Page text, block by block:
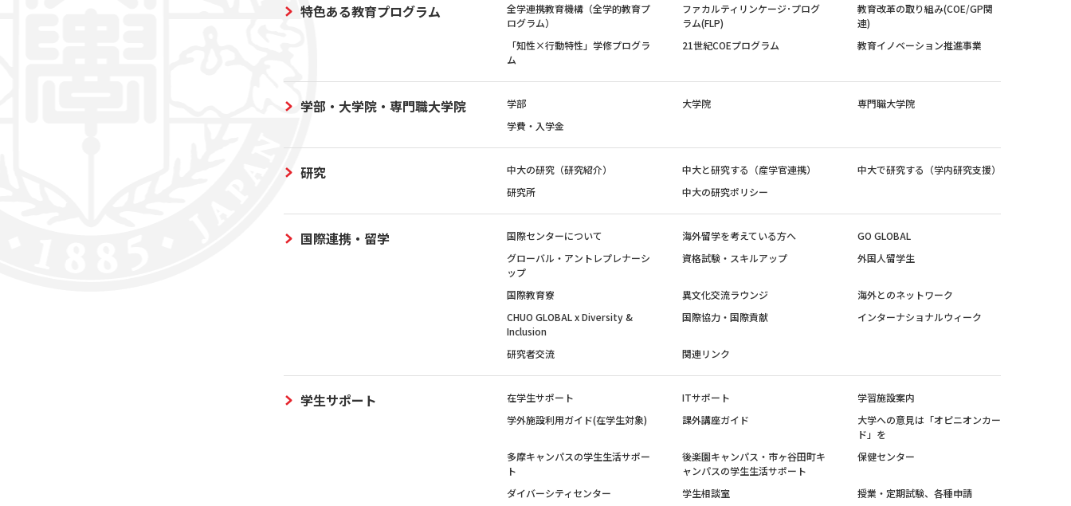
特色ある教育プログラム
全学連携教育機構（全学的教育プ
ログラム）
ファカルティリンケージ･プログ
ラム(FLP)
教育改革の取り組み(COE/GP関
連)
「知性×行動特性」学修プログラ
ム
21世紀COEプログラム 教育イノベーション推進事業
学部・大学院・専門職大学院 学部 大学院
専門職大学院
学費・入学金
研究 中大の研究（研究紹介） 中大と研究する（産学官連携）
中大で研究する（学内研究支援）
研究所
中大の研究ポリシー
国際連携・留学 国際センターについて 海外留学を考えている方へ
GO GLOBAL
グローバル・アントレプレナーシ
ップ
資格試験・スキルアップ 外国人留学生
国際教育寮 異文化交流ラウンジ
海外とのネットワーク
CHUO GLOBAL x Diversity &
Inclusion
国際協力・国際貢献 インターナショナルウィーク
研究者交流 関連リンク
学生サポート 在学生サポート ITサポート
学習施設案内
学外施設利用ガイド(在学生対象)
課外講座ガイド
大学への意見は「オピニオンカー
ド」を
多摩キャンパスの学生生活サポー
ト
後楽園キャンパス・市ヶ谷田町キ
ャンパスの学生生活サポート
保健センター
ダイバーシティセンター 学生相談室
授業・定期試験、各種申請